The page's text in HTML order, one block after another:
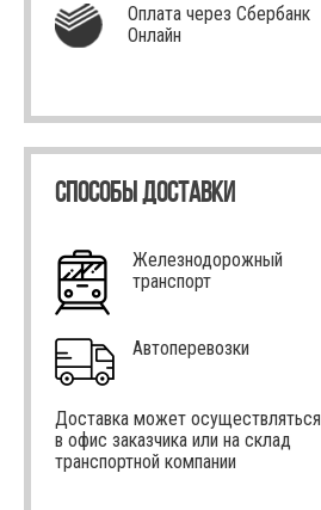
Оплата через Сбербанк
Онлайн
СПОСОБЫ ДОСТАВКИ
Железнодорожный
транспорт
Автоперевозки
Доставка может осуществляться
в офис заказчика или на склад
транспортной компании